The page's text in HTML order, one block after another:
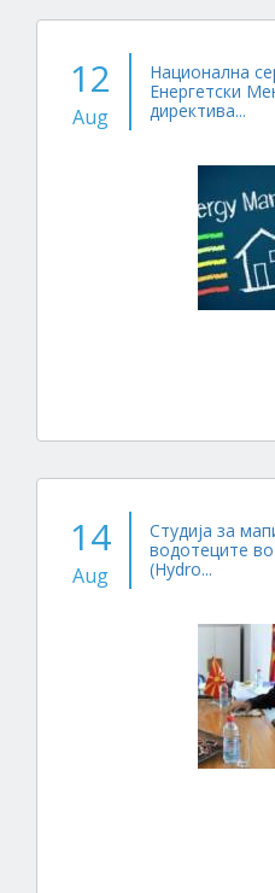
12
Aug
Национална
Енергетски
директива...
14
Aug
Студија за
водотеците
(Hydro...